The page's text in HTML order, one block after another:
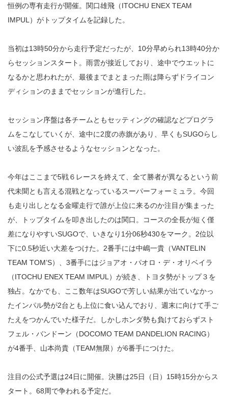
恒例の専有走行が開催。関口雄飛（ITOCHU ENEX TEAM
IMPUL）がトップタイムを記録した。
当初は13時50分から走行予定だったが、10分早められ13時40分か
らセッションスタート。雨雲が接近しており、途中でウエットに
なるかと思われたが、最後までまとまった雨は降らずドライコン
ディションのままでセッションが進行した。
セッション序盤は各チームともセッティングの確認などプログラ
ムをこなしていくが、途中に2度の赤旗があり、早くもSUGOらし
い波乱を予感させるようなセッションとなった。
今年はここまで5戦６レースを終えて、全て勝者が異なるという前
代未聞とも言える混戦となっているスーパーフォーミュラ。今回
も走り出しとなる金曜走行で誰が上位に来るのか注目が集まった
が、トップタイムを叩き出したのは関口。コースの全長が短く僅
差になりやすいSUGOで、いきなり1分06秒430をマーク。2位以
下に0.5秒近い大差をつけた。2番手には中嶋一貴（VANTELIN
TEAM TOM’S）、3番手にはジョアオ・パオロ・デ・オリベイラ
（ITOCHU ENEX TEAM IMPUL）が続き、トヨタ勢がトップ３を
独占。なかでも、ここ数年はSUGOで芳しい結果が出ていなかっ
たインパル勢が2台とも上位に食い込んでおり、週末に向けて手ご
たえをつかんでいた様子だ。しかしホンダ勢も負けておらずスト
フェル・バンドーン（DOCOMO TEAM DANDELION RACING）
が4番手、山本尚貴（TEAM無限）が6番手につけた。
注目の公式予選は24日に開催。決勝は25日（日）15時15分からス
タート。68周で争われる予定だ。